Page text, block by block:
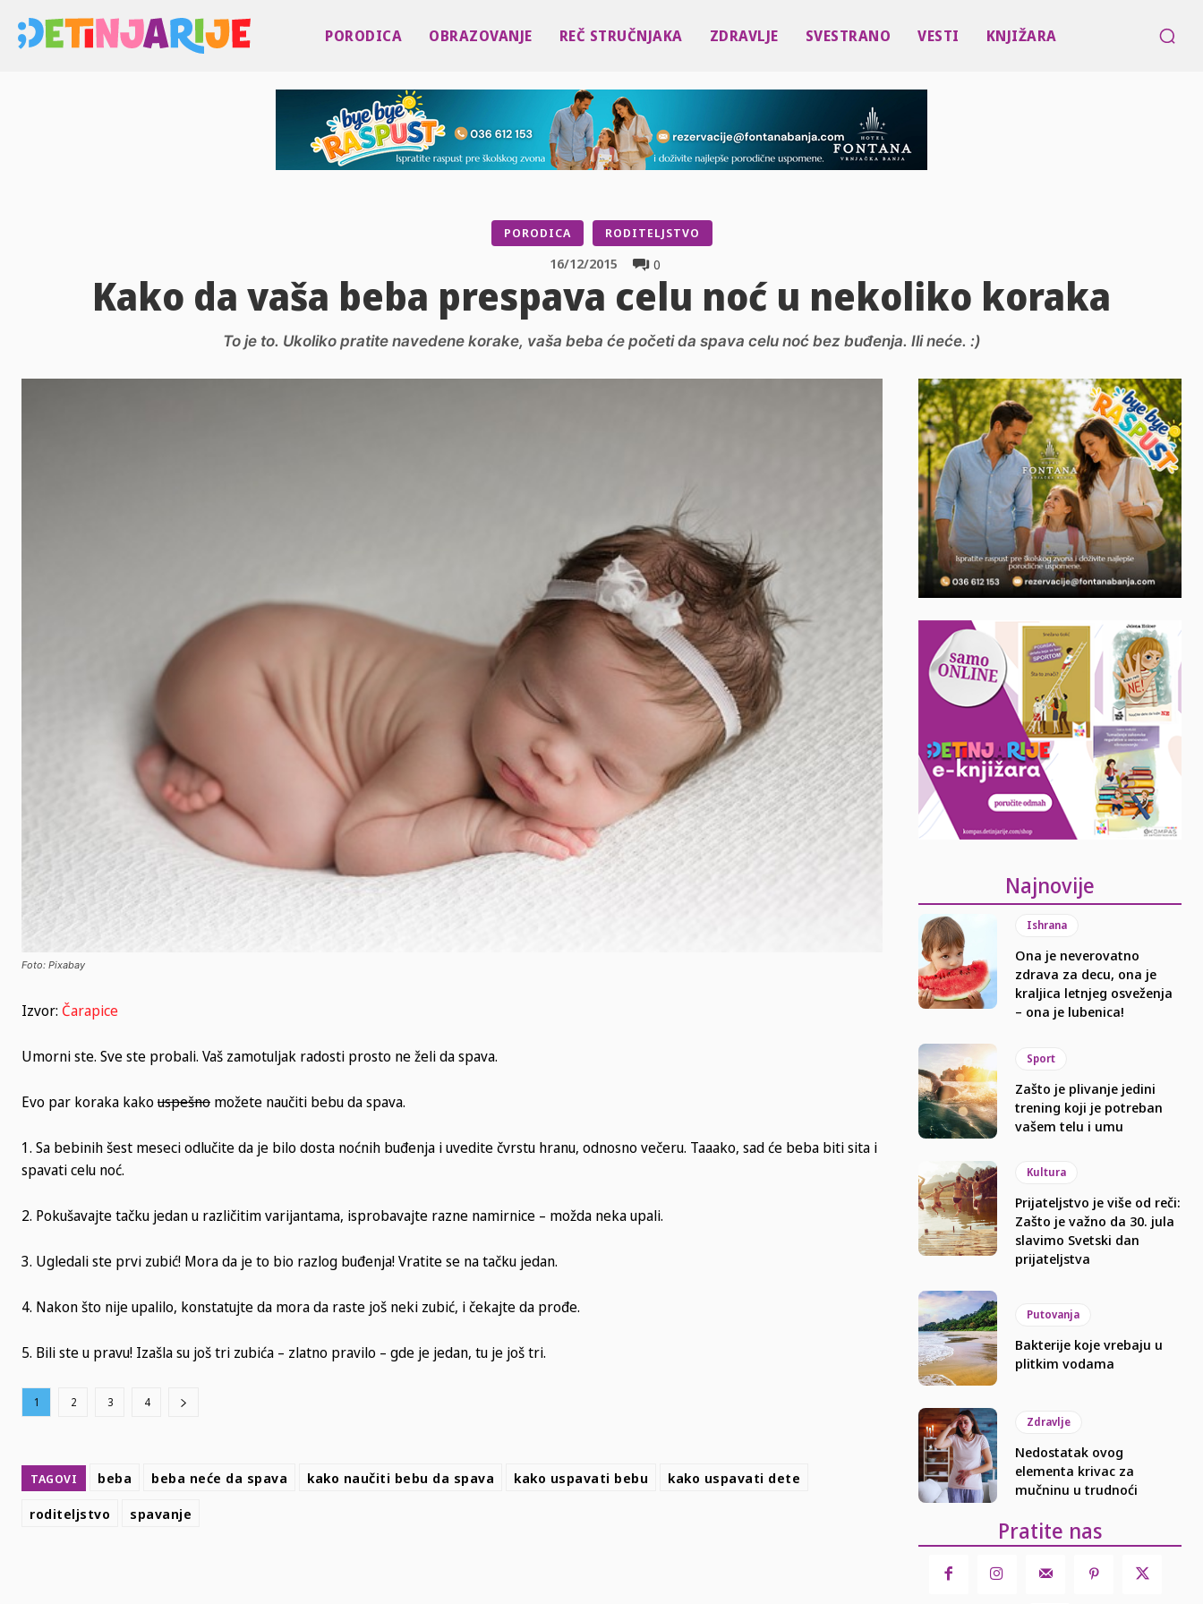
PORODICA OBRAZOVANJE REČ STRUČNJAKA ZDRAVLJE SVESTRANO VESTI KNJIŽARA
PORODICA RODITELJSTVO
0
16/12/2015
Kako da vaša beba prespava celu noć u nekoliko koraka
To je to. Ukoliko pratite navedene korake, vaša beba će početi da spava celu noć bez buđenja. Ili neće. :)
Foto: Pixabay
Izvor: Čarapice
Umorni ste. Sve ste probali. Vaš zamotuljak radosti prosto ne želi da spava.
Evo par koraka kakouspešno možete naučiti bebu da spava.
1. Sa bebinih šest meseci odlučite da je bilo dosta noćnih buđenja i uvedite čvrstu hranu, odnosno večeru. Taaako, sad će beba biti sita i
spavati celu noć.
2. Pokušavajte tačku jedan u različitim varijantama, isprobavajte razne namirnice – možda neka upali.
3. Ugledali ste prvi zubić! Mora da je to bio razlog buđenja! Vratite se na tačku jedan.
4. Nakon što nije upalilo, konstatujte da mora da raste još neki zubić, i čekajte da prođe.
5. Bili ste u pravu! Izašla su još tri zubića – zlatno pravilo – gde je jedan, tu je još tri.
1 2 3 4
TAGOVI beba beba neće da spava kako naučiti bebu da spava kako uspavati bebu
kako uspavati dete
roditeljstvo
spavanje
Najnovije
Ishrana
Ona je neverovatno
zdrava za decu, ona je
kraljica letnjeg osveženja
– ona je lubenica!
Sport
Zašto je plivanje jedini
trening koji je potreban
vašem telu i umu
Kultura
Prijateljstvo je više od reči:
Zašto je važno da 30. jula
slavimo Svetski dan
prijateljstva
Putovanja
Bakterije koje vrebaju u
plitkim vodama
Zdravlje
Nedostatak ovog
elementa krivac za
mučninu u trudnoći
Pratite nas